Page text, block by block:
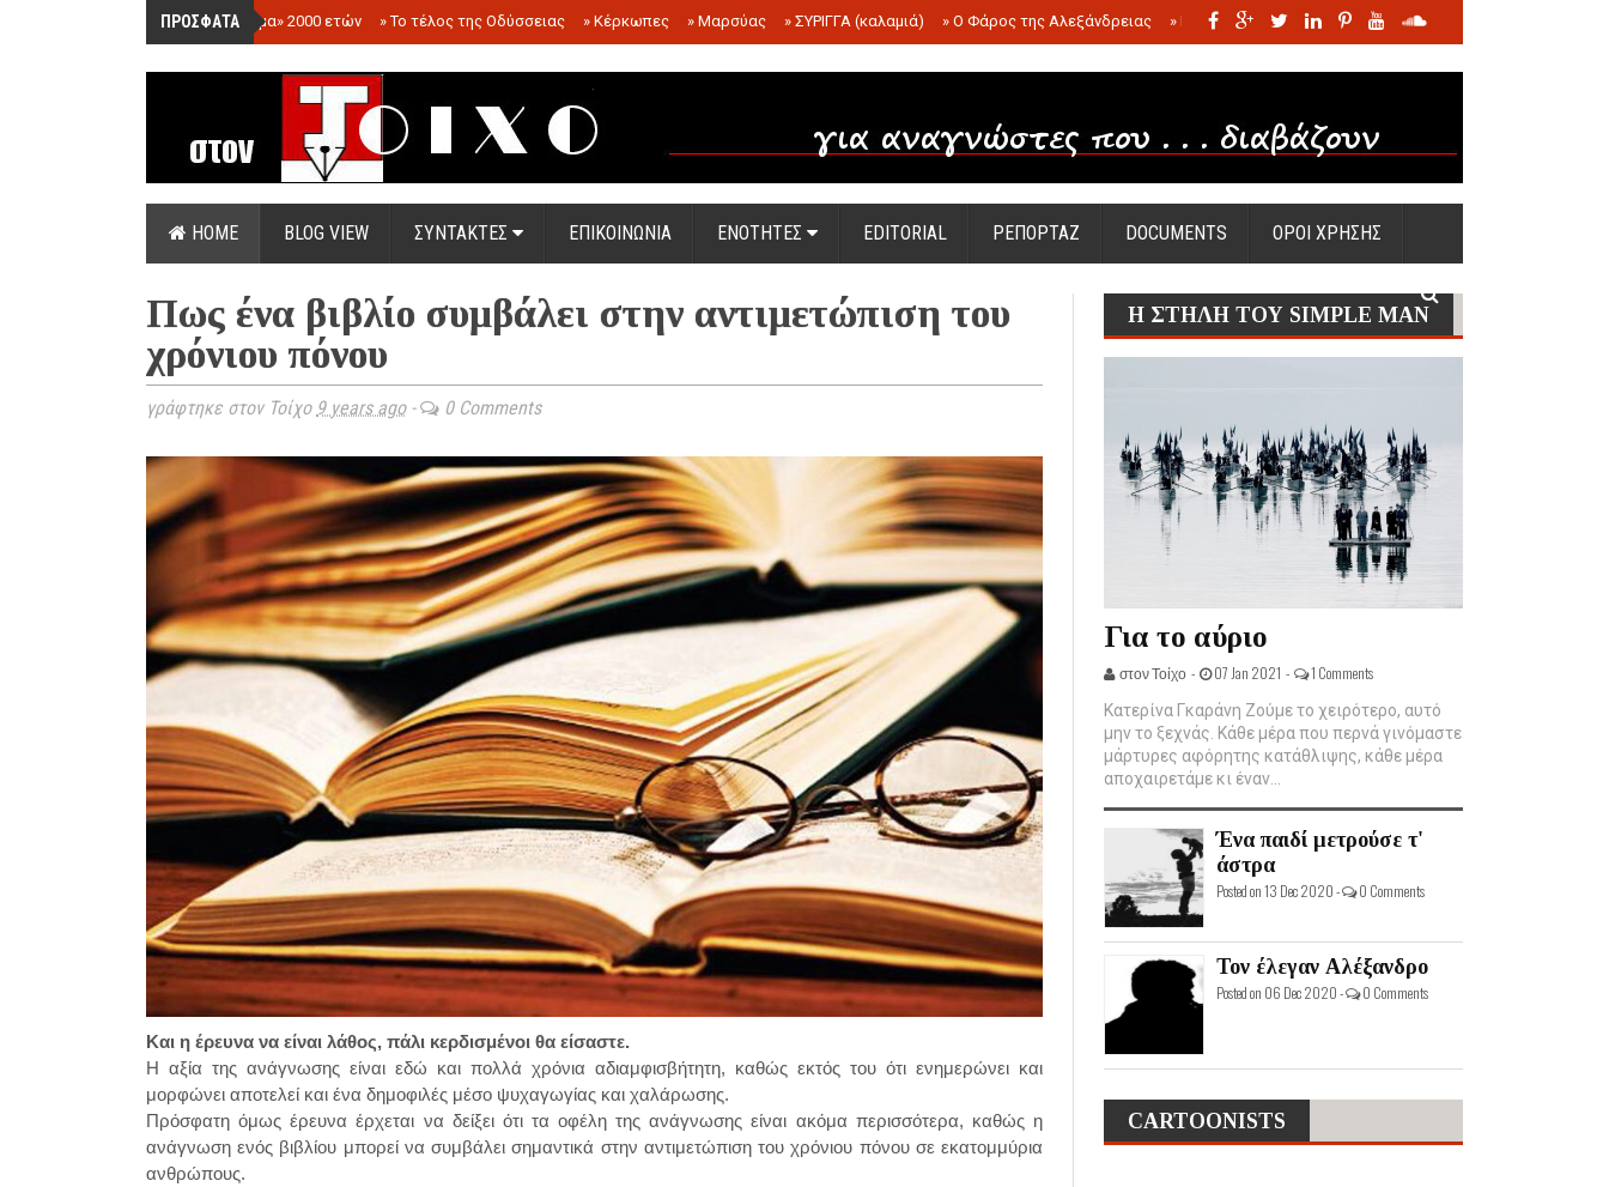
ΠΡΟΣΦΑΤΑ
»«Ολόγραμμα» 2000 ετών »Το τέλος της Οδύσσειας » Κέρκωπες » Μαρσύας » ΣΥΡΙΓΓΑ (καλαμιά) » Ο Φάρος της Αλεξάνδρειας » Η σφαγή των νηπίων της Σάντας
.
HOME BLOG VIEW ΣΥΝΤΑΚΤΕΣ ΕΠΙΚΟΙΝΩΝΙΑ ΕΝΟΤΗΤΕΣ EDITORIAL ΡΕΠΟΡΤΑΖ DOCUMENTS ΟΡΟΙ ΧΡΗΣΗΣ
Πως ένα βιβλίο συμβάλει στην αντιμετώπιση του
χρόνιου πόνου
γράφτηκε στον Τοίχο 9 years ago- 0 Comments
Και η έρευνα να είναι λάθος, πάλι κερδισμένοι θα είσαστε.
Η αξία της ανάγνωσης είναι εδώ και πολλά χρόνια αδιαμφισβήτητη, καθώς εκτός του ότι ενημερώνει και
μορφώνει αποτελεί και ένα δημοφιλές μέσο ψυχαγωγίας και χαλάρωσης.
Πρόσφατη όμως έρευνα έρχεται να δείξει ότι τα οφέλη της ανάγνωσης είναι ακόμα περισσότερα, καθώς η
ανάγνωση ενός βιβλίου μπορεί να συμβάλει σημαντικά στην αντιμετώπιση του χρόνιου πόνου σε εκατομμύρια
ανθρώπους.
Η ΣΤΗΛΗ ΤΟΥ SIMPLE MAN
Για το αύριο
στον Τοίχο - 07 Jan 2021 - 1 Comments
Κατερίνα Γκαράνη Ζούμε το χειρότερο, αυτό
μην το ξεχνάς. Κάθε μέρα που περνά γινόμαστε
μάρτυρες αφόρητης κατάθλιψης, κάθε μέρα
αποχαιρετάμε κι έναν...
Ένα παιδί μετρούσε τ'
άστρα
Posted on 13 Dec 2020 - 0 Comments
Τον έλεγαν Αλέξανδρο
Posted on 06 Dec 2020 - 0 Comments
CARTOONISTS